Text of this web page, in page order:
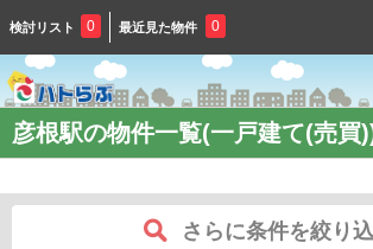
検討リスト 0 最近見た物件 0
彦根駅の物件一覧(一戸建て(売買
さらに条件を絞り